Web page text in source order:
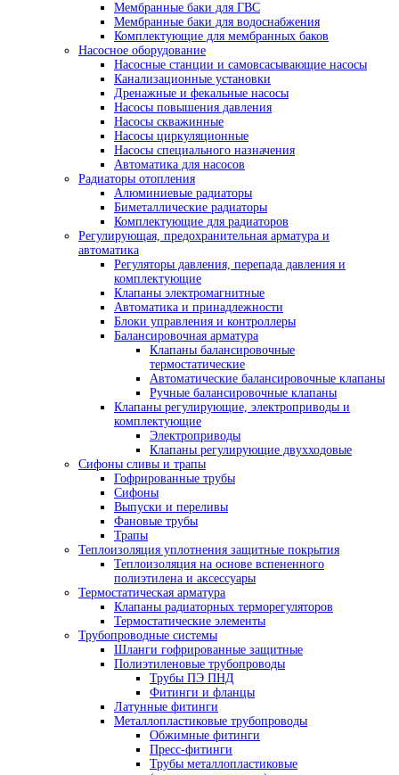
Мембранные баки для ГВС
Мембранные баки для водоснабжения
Комплектующие для мембранных баков
Насосное оборудование
Насосные станции и самовсасывающие насосы
Канализационные установки
Дренажные и фекальные насосы
Насосы повышения давления
Насосы скважинные
Насосы циркуляционные
Насосы специального назначения
Автоматика для насосов
Радиаторы отопления
Алюминиевые радиаторы
Биметаллические радиаторы
Комплектующие для радиаторов
Регулирующая, предохранительная арматура и
автоматика
Регуляторы давления, перепада давления и
комплектующие
Клапаны электромагнитные
Автоматика и принадлежности
Блоки управления и контроллеры
Балансировочная арматура
Клапаны балансировочные
термостатические
Автоматические балансировочные клапаны
Ручные балансировочные клапаны
Клапаны регулирующие, электроприводы и
комплектующие
Электроприводы
Клапаны регулирующие двухходовые
Сифоны сливы и трапы
Гофрированные трубы
Сифоны
Выпуски и переливы
Фановые трубы
Трапы
Теплоизоляция уплотнения защитные покрытия
Теплоизоляция на основе вспененного
полиэтилена и аксессуары
Термостатическая арматура
Клапаны радиаторных терморегуляторов
Термостатические элементы
Трубопроводные системы
Шланги гофрированные защитные
Полиэтиленовые трубопроводы
Трубы ПЭ ПНД
Фитинги и фланцы
Латунные фитинги
Металлопластиковые трубопроводы
Обжимные фитинги
Пресс-фитинги
Трубы металлопластиковые